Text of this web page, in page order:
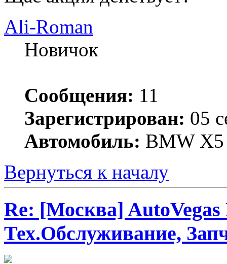
Ali-Roman
Новичок
Сообщения: 11
Зарегистрирован: 05
Автомобиль: BMW X5
Вернуться к началу
Re: [Москва]
Тех.Обслуживание,